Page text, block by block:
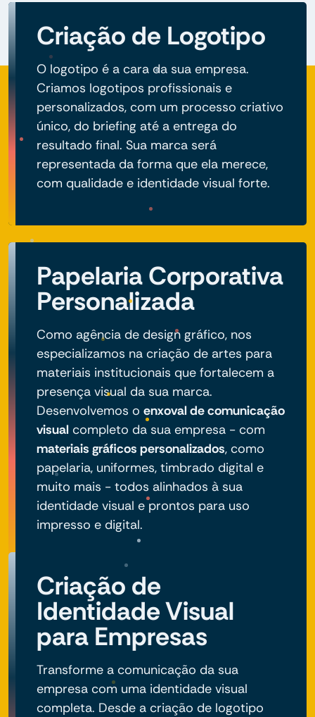
Criação de Logotipo
O logotipo é a cara da sua empresa.
Criamos logotipos profissionais e
personalizados, com um processo criativo
único, do briefing até a entrega do
resultado final. Sua marca será
representada da forma que ela merece,
com qualidade e identidade visual forte.
Papelaria Corporativa
Personalizada
Como agência de design gráfico, nos
especializamos na criação de artes para
materiais institucionais que fortalecem a
presença visual da sua marca.
Desenvolvemos o enxoval de comunicação
visual completo da sua empresa - com
materiais gráficos personalizados, como
papelaria, uniformes, timbrado digital e
muito mais - todos alinhados à sua
identidade visual e prontos para uso
impresso e digital.
Criação de
Identidade Visual
para Empresas
Transforme a comunicação da sua
empresa com uma identidade visual
completa. Desde a criação de logotipo